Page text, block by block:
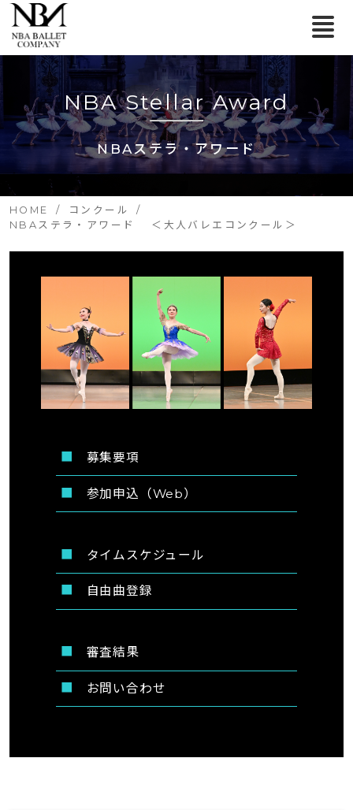
NBA Stellar Award
NBAステラ・アワード
HOME
コンクール
NBAステラ・アワード ＜大人バレエコンクール＞
募集要項
参加申込（Web）
タイムスケジュール
自由曲登録
審査結果
お問い合わせ